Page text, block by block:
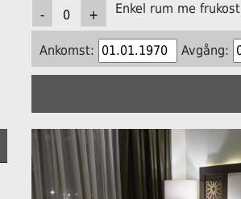
Enkel rum me frukost
Ankomst: Avgång: